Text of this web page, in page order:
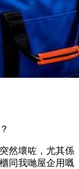
然壞咗，尤其係
同我哋屋企用嘅